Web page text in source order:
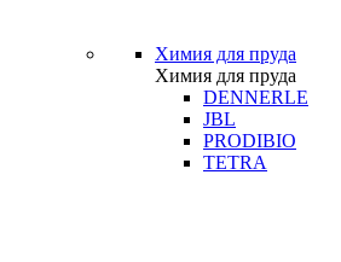
Химия для пруда
Химия для пруда
DENNERLE
JBL
PRODIBIO
TETRA